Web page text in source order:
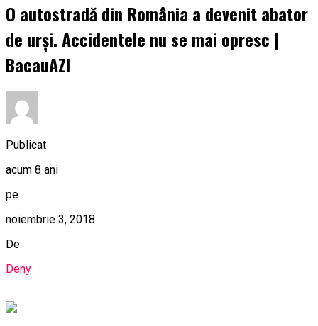
O autostradă din România a devenit abator
de urși. Accidentele nu se mai opresc |
BacauAZI
Publicat
acum 8 ani
pe
noiembrie 3, 2018
De
Deny